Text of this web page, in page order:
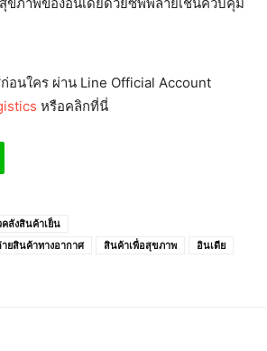
อนใคร ผ่าน Line Official Account
หรือคลิกที่นี่
คลังสินค้าเย็น
ยสินค้าทางอากาศ สินค้าเพื่อสุขภาพ
อินเดีย